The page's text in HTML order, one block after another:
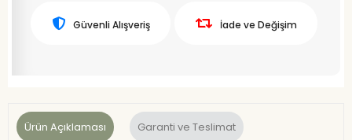
Güvenli Alışveriş İade ve Değişim
Ürün Açıklaması Garanti ve Teslimat